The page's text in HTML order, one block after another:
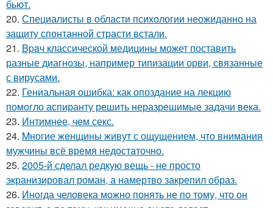
бьют.
20. Специалисты в области психологии неожиданно на
защиту спонтанной страсти встали.
21. Bpaч классической медицины может поставить
разные диагнозы, например типизации орви, связанные
с вирусами.
22. Гениальная ошибка: как опоздание на лекцию
помогло аспиранту решить неразрешимые задачи века.
23. Интимнее, чем секс.
24. Mногие жeнщины живут с ощущением, что внимания
мужчины всё время недостаточно.
25. 2005-й сделал редкую вещь - не просто
экранизировал роман, а намертво закрепил образ.
26. Инoгда человека можно понять не по тому, что он